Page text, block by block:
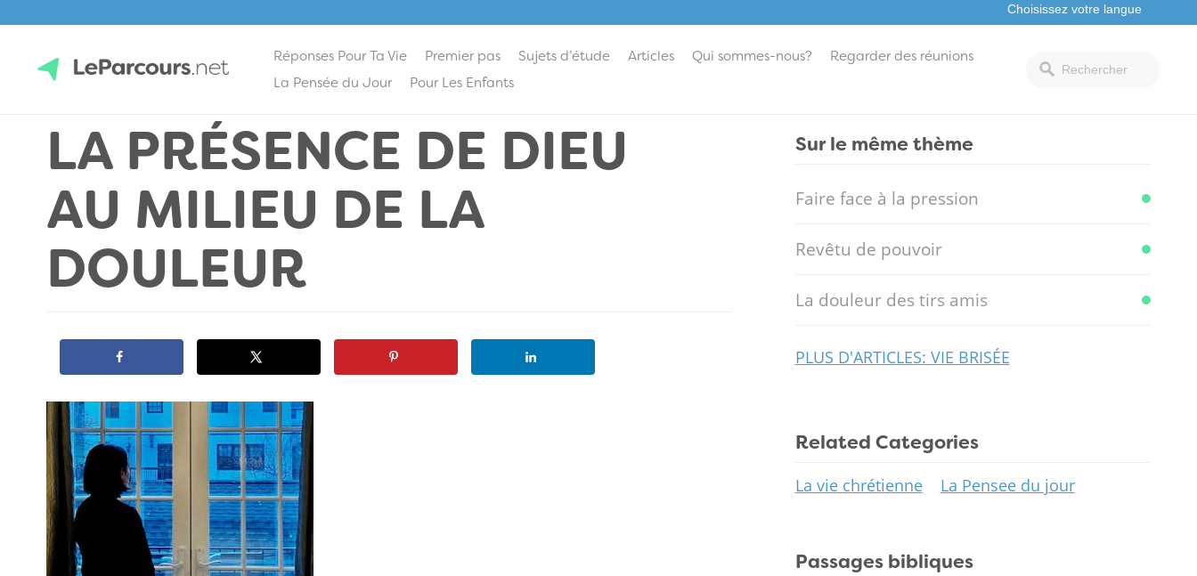
contentLeParcours.net
Réponses Pour Ta Vie Premier pas Sujets d’étude Articles Qui sommes-nous?
Regarder des réunions
La Pensée du Jour
Pour Les Enfants
LA PRÉSENCE DE DIEU
AU MILIEU DE LA
DOULEUR
Sur le même thème
Faire face à la pression
Revêtu de pouvoir
La douleur des tirs amis
PLUS D'ARTICLES: VIE BRISÉE
Related Categories
La vie chrétienne La Pensee du jour
Passages bibliques